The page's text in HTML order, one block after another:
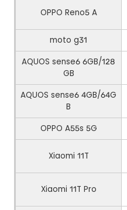
OPPO Reno5 A
moto g31
AQUOS sense6 6GB/128
GB
AQUOS sense6 4GB/64G
B
OPPO A55s 5G
Xiaomi 11T
Xiaomi 11T Pro